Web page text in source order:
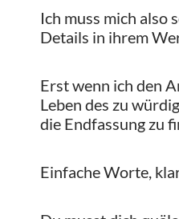
Ich muss mich also
Details in ihrem
Erst wenn ich den
Leben des zu
die Endfassung zu
Einfache Worte,